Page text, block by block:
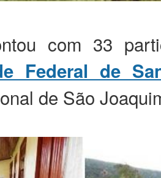
com 33
Federal de
de São